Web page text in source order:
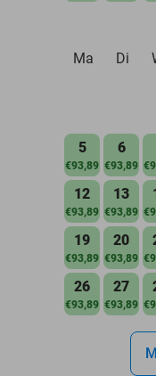
Ma
Di
5
€93,89
6
€93,89
12
€93,89
13
€93,89
19
€93,89
20
€93,89
26
€93,89
27
€93,89